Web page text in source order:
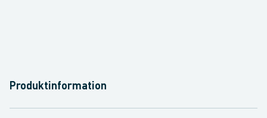
Produktinformation